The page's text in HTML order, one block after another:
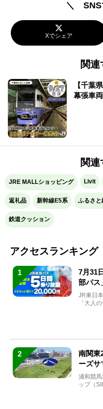
＼ SNS
Xでシェア
関
【千葉
幕張車
関
JRE MALLショッピング Livit
返礼品 新幹線E5系 ふるさと
鉄道クッション
アクセスランキング
1
7月31
部パス
JR東日
「大人
2
南関東
ーズサ
と見ど
浦和競
ップ（